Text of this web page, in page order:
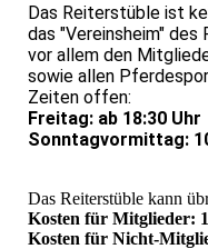
Das Reiterstüble ist
das "Vereinsheim"
vor allem den
sowie allen
Zeiten offen:
Freitag: ab 18:30 Uhr
Sonntagvormittag:
Das Reiterstüble kann
Kosten für Mitglieder:
Kosten für Nicht-